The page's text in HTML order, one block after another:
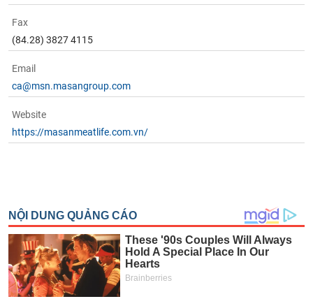
Fax
(84.28) 3827 4115
Email
ca@msn.masangroup.com
Website
https://masanmeatlife.com.vn/